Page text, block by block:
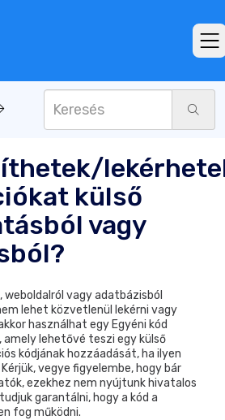
külső
vagy
weboldalról vagy adatbázisból
lehet közvetlenül lekérni vagy
használhat egy Egyéni kód
amely lehetővé teszi egy külső
kódjának hozzáadását, ha ilyen
vegye figyelembe, hogy bár
ezekhez nem nyújtunk hivatalos
garantálni, hogy a kód a
fog működni.